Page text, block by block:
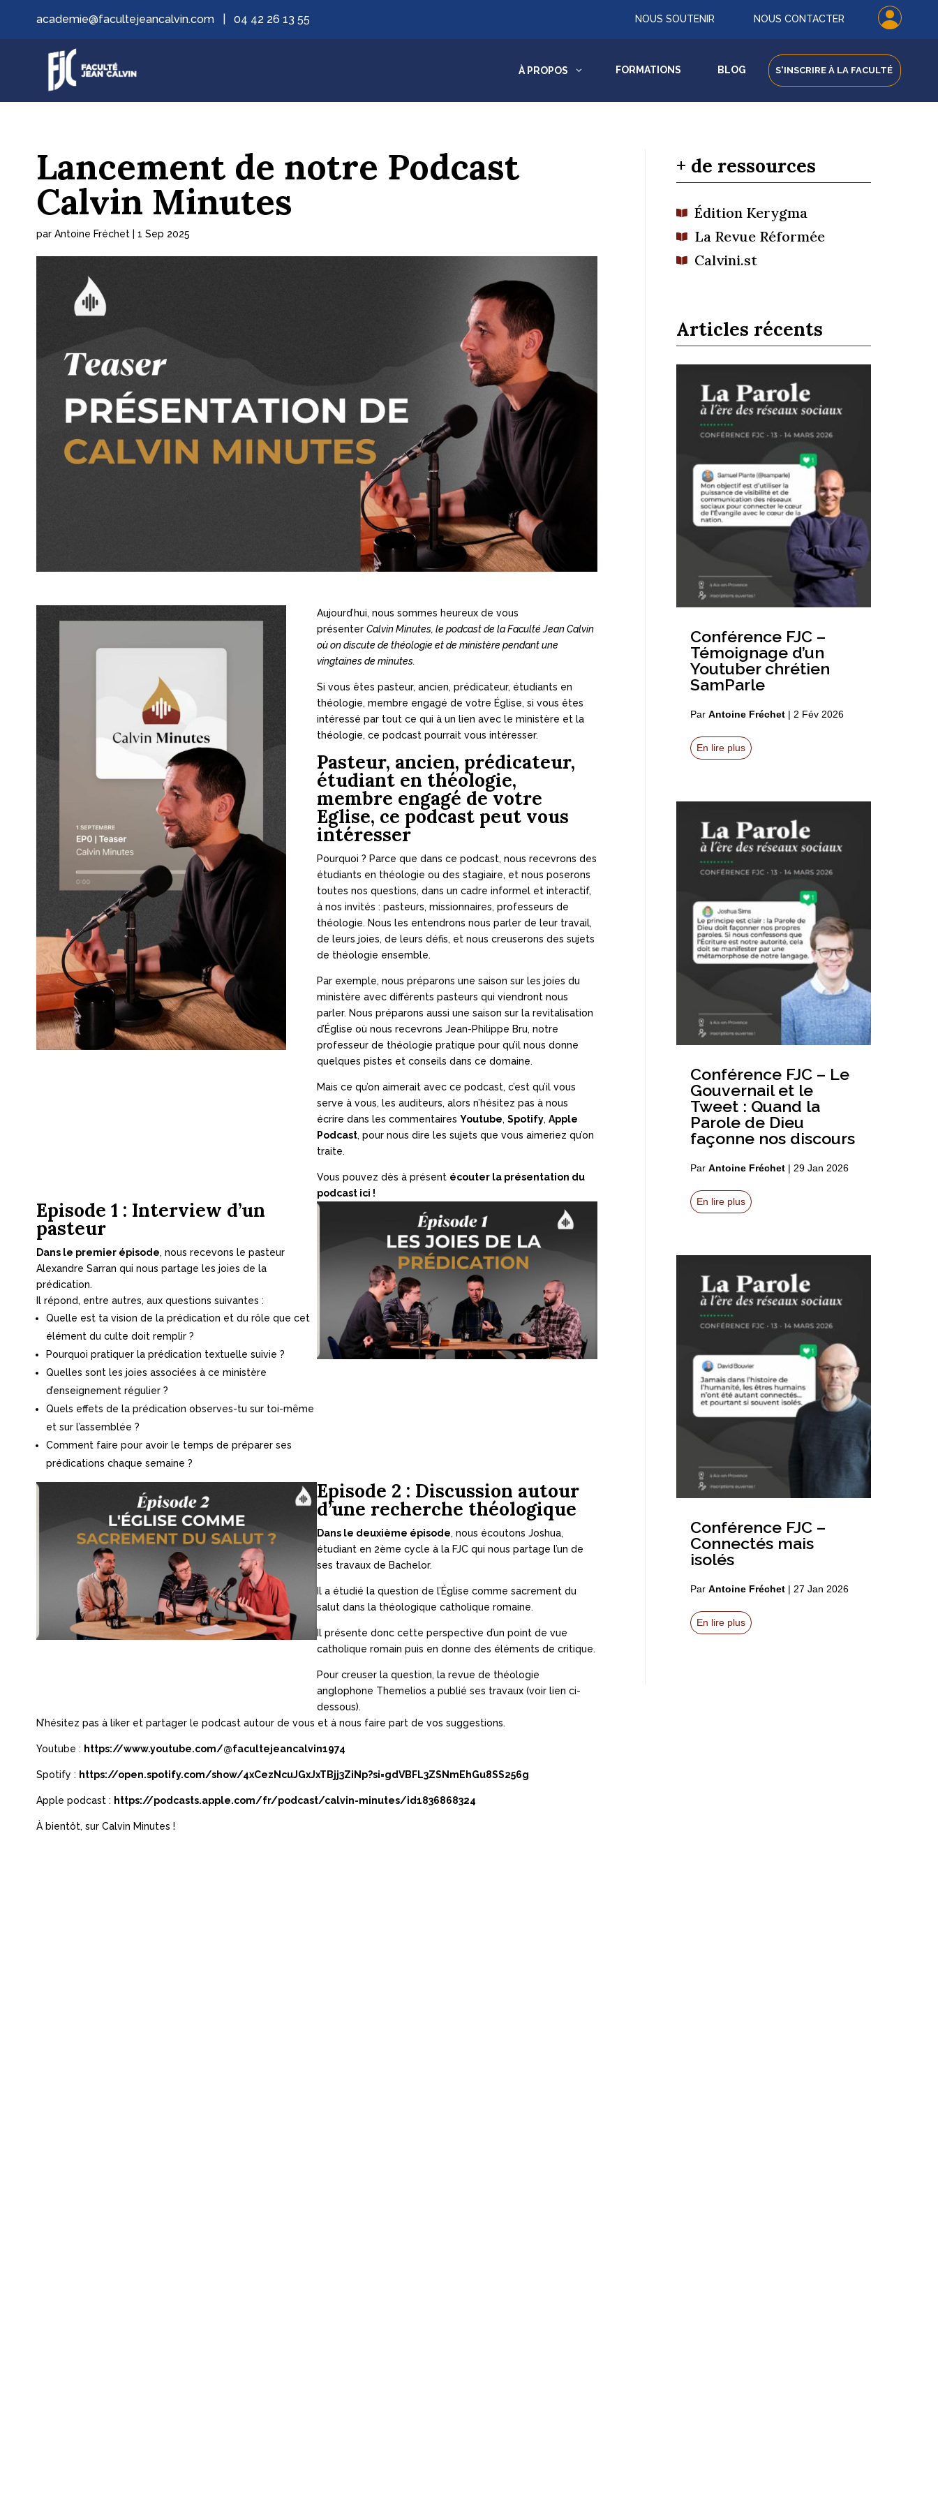
academie@facultejeancalvin.com 04 42 26 13 55 NOUS SOUTENIR NOUS CONTACTER
À PROPOS 3 FORMATIONS BLOG S'INSCRIRE À LA FACULTÉ
Lancement de notre Podcast
Calvin Minutes
par Antoine Fréchet 1 Sep 2025
Aujourd’hui, nous sommes heureux de vous
présenter Calvin Minutes, le podcast de la Faculté Jean Calvin
où on discute de théologie et de ministère pendant une
vingtaines de minutes.
Si vous êtes pasteur, ancien, prédicateur, étudiants en
théologie, membre engagé de votre Église, si vous êtes
intéressé par tout ce qui à un lien avec le ministère et la
théologie, ce podcast pourrait vous intéresser.
Pasteur, ancien, prédicateur,
étudiant en théologie,
membre engagé de votre
Eglise, ce podcast peut vous
intéresser
Pourquoi ? Parce que dans ce podcast, nous recevrons des
étudiants en théologie ou des stagiaire, et nous poserons
toutes nos questions, dans un cadre informel et interactif,
à nos invités : pasteurs, missionnaires, professeurs de
théologie. Nous les entendrons nous parler de leur travail,
de leurs joies, de leurs défis, et nous creuserons des sujets
de théologie ensemble.
Par exemple, nous préparons une saison sur les joies du
ministère avec différents pasteurs qui viendront nous
parler. Nous préparons aussi une saison sur la revitalisation
d’Église où nous recevrons Jean-Philippe Bru, notre
professeur de théologie pratique pour qu’il nous donne
quelques pistes et conseils dans ce domaine.
Mais ce qu’on aimerait avec ce podcast, c’est qu’il vous
serve à vous, les auditeurs, alors n’hésitez pas à nous
écrire dans les commentaires Youtube, Spotify, Apple
Podcast, pour nous dire les sujets que vous aimeriez qu’on
traite.
Vous pouvez dès à présent écouter la présentation du
podcast ici !
Episode 1 : Interview d’un
pasteur
Dans le premier épisode, nous recevons le pasteur
Alexandre Sarran qui nous partage les joies de la
prédication.
Il répond, entre autres, aux questions suivantes :
Quelle est ta vision de la prédication et du rôle que cet
élément du culte doit remplir ?
Pourquoi pratiquer la prédication textuelle suivie ?
Quelles sont les joies associées à ce ministère
d’enseignement régulier ?
Quels effets de la prédication observes-tu sur toi-même
et sur l’assemblée ?
Comment faire pour avoir le temps de préparer ses
prédications chaque semaine ?
Episode 2 : Discussion autour
d’une recherche théologique
Dans le deuxième épisode, nous écoutons Joshua,
étudiant en 2ème cycle à la FJC qui nous partage l’un de
ses travaux de Bachelor.
Il a étudié la question de l’Église comme sacrement du
salut dans la théologique catholique romaine.
Il présente donc cette perspective d’un point de vue
catholique romain puis en donne des éléments de critique.
Pour creuser la question, la revue de théologie
anglophone Themelios a publié ses travaux (voir lien ci-
dessous).
N’hésitez pas à liker et partager le podcast autour de vous et à nous faire part de vos suggestions.
Youtube : https://www.youtube.com/@facultejeancalvin1974
Spotify : https://open.spotify.com/show/4xCezNcuJGxJxTBjj3ZiNp?si=gdVBFL3ZSNmEhGu8SS256g
Apple podcast : https://podcasts.apple.com/fr/podcast/calvin-minutes/id1836868324
À bientôt, sur Calvin Minutes !
+ de ressources
 Édition Kerygma
 La Revue Réformée
 Calvini.st
Articles récents
Conférence FJC –
Témoignage d’un
Youtuber chrétien
SamParle
ParAntoine Fréchet |2 Fév 2026
En lire plus
Conférence FJC – Le
Gouvernail et le
Tweet : Quand la
Parole de Dieu
façonne nos discours
ParAntoine Fréchet | 29 Jan 2026
En lire plus
Conférence FJC –
Connectés mais
isolés
ParAntoine Fréchet |27 Jan 2026
En lire plus